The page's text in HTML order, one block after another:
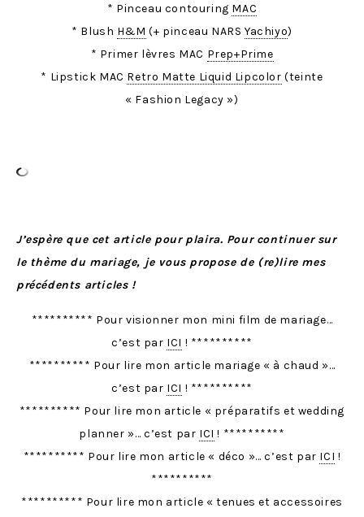
* Pinceau contouring MAC
* Blush H&M (+ pinceau NARS Yachiyo)
* Primer lèvres MAC Prep+Prime
* Lipstick MAC Retro Matte Liquid Lipcolor (teinte
« Fashion Legacy »)
J’espère que cet article pour plaira. Pour continuer sur
le thème du mariage, je vous propose de (re)lire mes
précédents articles !
********** Pour visionner mon mini film de mariage…
c’est par ICI ! **********
********** Pour lire mon article mariage « à chaud »…
c’est par ICI ! **********
********** Pour lire mon article « préparatifs et wedding
planner »… c’est par ICI ! **********
********** Pour lire mon article « déco »… c’est par ICI !
**********
********** Pour lire mon article « tenues et accessoires